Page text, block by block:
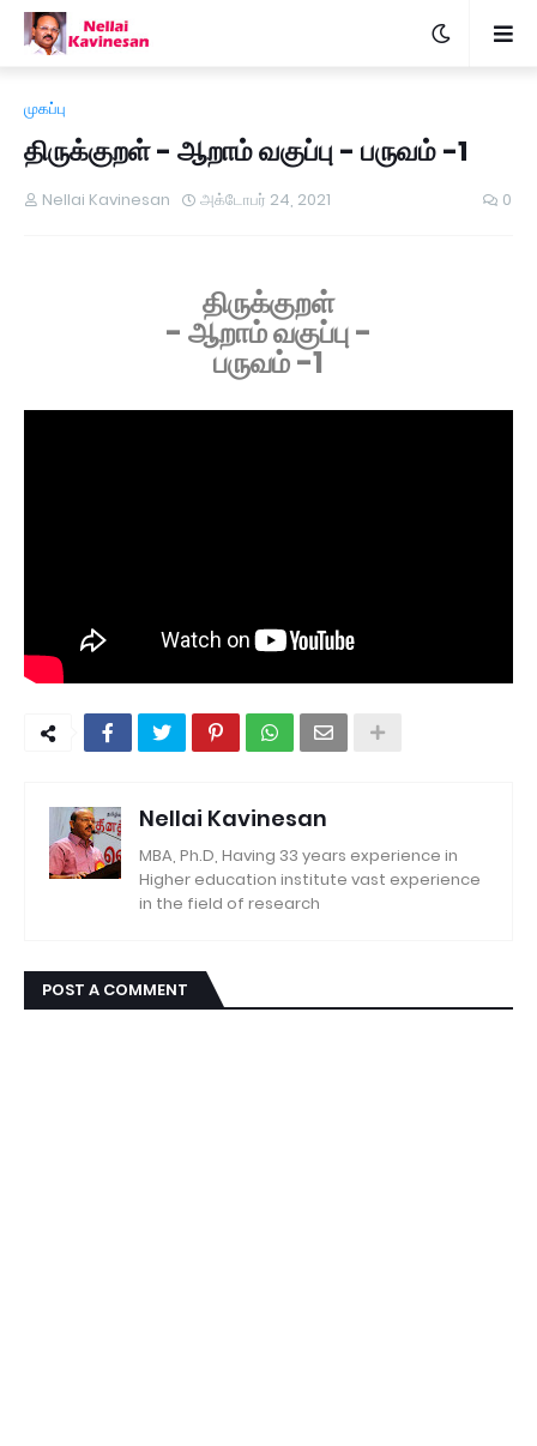
முகப்பு
திருக்குறள் - ஆறாம் வகுப்பு - பருவம் -1
Nellai Kavinesan அக்டோபர் 24, 2021 0
திருக்குறள்
- ஆறாம் வகுப்பு -
பருவம் -1
Nellai Kavinesan
MBA, Ph.D, Having 33 years experience in
Higher education institute vast experience
in the field of research
POST A COMMENT